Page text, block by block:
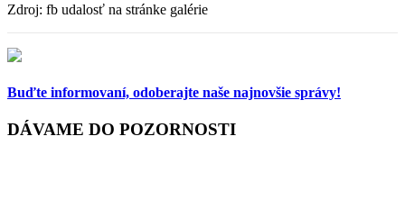
Zdroj: fb udalosť na stránke galérie
Buďte informovaní, odoberajte naše najnovšie správy!
DÁVAME DO POZORNOSTI